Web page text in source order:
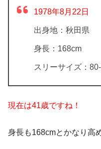
1978年8月22日
出身地：秋田県
身長：168cm
スリーサイズ：
現在は41歳ですね！
身長も168cmとかなり高め